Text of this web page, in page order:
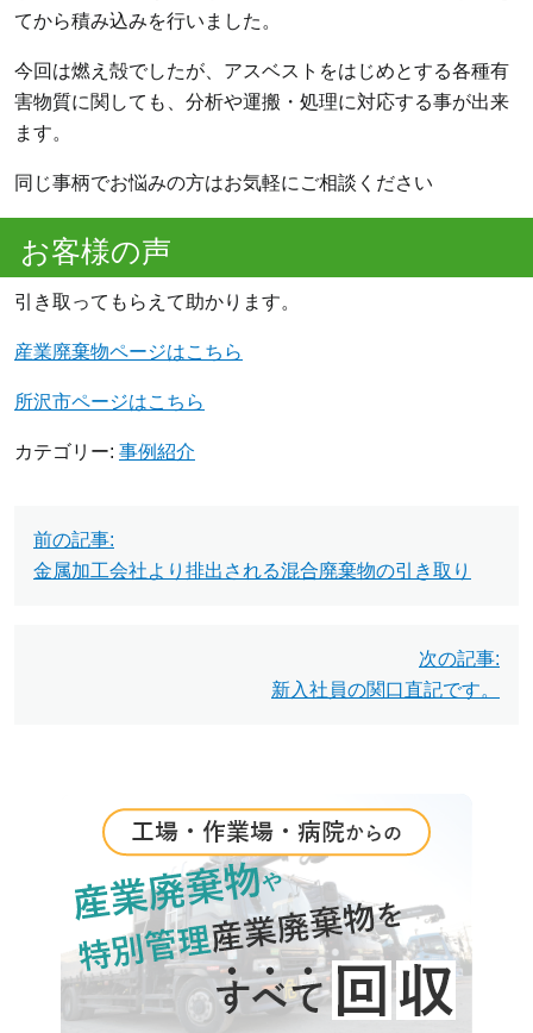
てから積み込みを行いました。
今回は燃え殻でしたが、アスベストをはじめとする各種有
害物質に関しても、分析や運搬・処理に対応する事が出来
ます。
同じ事柄でお悩みの方はお気軽にご相談ください
お客様の声
引き取ってもらえて助かります。
産業廃棄物ページはこちら
所沢市ページはこちら
カテゴリー: 事例紹介
投
稿
前の記事:
金属加工会社より排出される混合廃棄物の引き取り
次の記事:
新入社員の関口直記です。